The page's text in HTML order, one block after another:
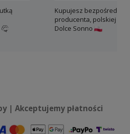
Kupujesz bezpośrednio
producenta, polskiej
Dolce Sonno
| Akceptujemy płatności